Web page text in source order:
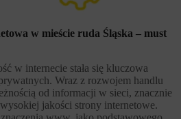
w mieście ruda Śląska – must
w internecie stała się kluczowa
Wraz z rozwojem handlu
od informacji w sieci, znacznie
jakości strony internetowe.